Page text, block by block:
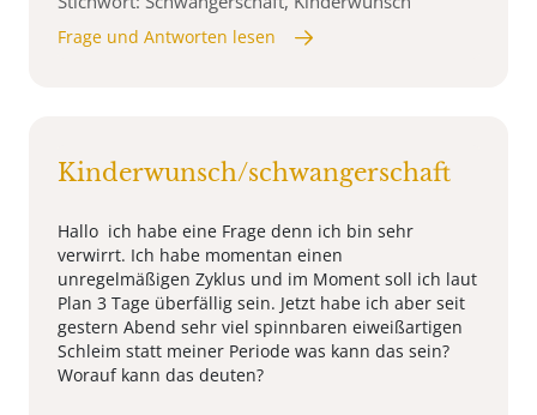
Frage und Antworten lesen
Kinderwunsch/schwangerschaft
Hallo ich habe eine Frage denn ich bin sehr
verwirrt. Ich habe momentan einen
unregelmäßigen Zyklus und im Moment soll ich laut
Plan 3 Tage überfällig sein. Jetzt habe ich aber seit
gestern Abend sehr viel spinnbaren eiweißartigen
Schleim statt meiner Periode was kann das sein?
Worauf kann das deuten?